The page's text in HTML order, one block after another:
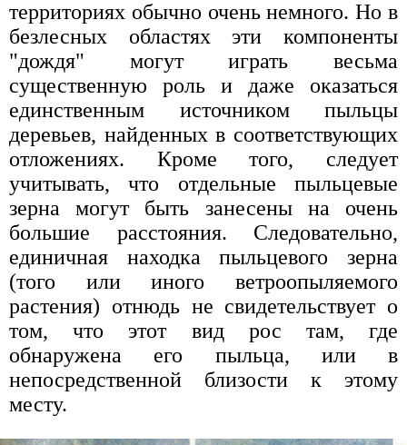
территориях обычно очень немного. Но в
безлесных областях эти компоненты
"дождя" могут играть весьма
существенную роль и даже оказаться
единственным источником пыльцы
деревьев, найденных в соответствующих
отложениях. Кроме того, следует
учитывать, что отдельные пыльцевые
зерна могут быть занесены на очень
большие расстояния. Следовательно,
единичная находка пыльцевого зерна
(того или иного ветроопыляемого
растения) отнюдь не свидетельствует о
том, что этот вид рос там, где
обнаружена его пыльца, или в
непосредственной близости к этому
месту.